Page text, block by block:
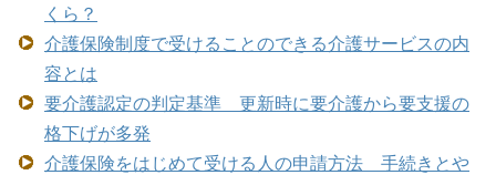
くら？
介護保険制度で受けることのできる介護サービスの内
容とは
要介護認定の判定基準 更新時に要介護から要支援の
格下げが多発
介護保険をはじめて受ける人の申請方法 手続きとや